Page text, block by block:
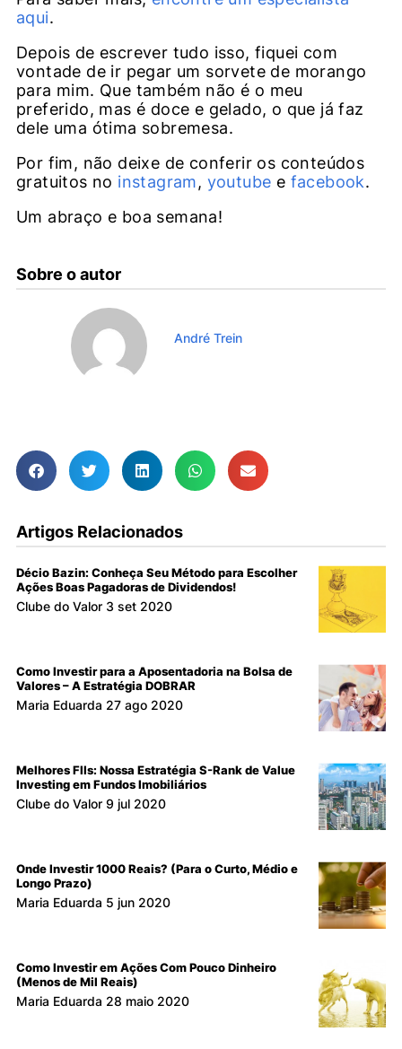
aqui.
Depois de escrever tudo isso, fiquei com
vontade de ir pegar um sorvete de morango
para mim. Que também não é o meu
preferido, mas é doce e gelado, o que já faz
dele uma ótima sobremesa.
Por fim, não deixe de conferir os conteúdos
gratuitos no instagram, youtube e facebook.
Um abraço e boa semana!
Sobre o autor
André Trein
Artigos Relacionados
Décio Bazin: Conheça Seu Método para Escolher
Ações Boas Pagadoras de Dividendos!
Clube do Valor 3 set 2020
Como Investir para a Aposentadoria na Bolsa de
Valores – A Estratégia DOBRAR
Maria Eduarda 27 ago 2020
Melhores FIIs: Nossa Estratégia S-Rank de Value
Investing em Fundos Imobiliários
Clube do Valor 9 jul 2020
Onde Investir 1000 Reais? (Para o Curto, Médio e
Longo Prazo)
Maria Eduarda 5 jun 2020
Como Investir em Ações Com Pouco Dinheiro
(Menos de Mil Reais)
Maria Eduarda 28 maio 2020